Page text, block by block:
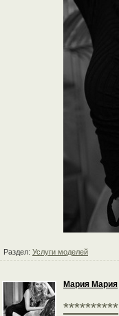
Раздел: Услуги моделей
Мария Мария
**********